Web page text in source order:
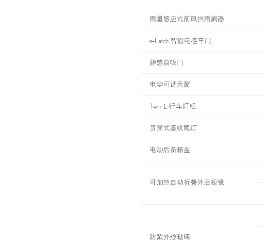
雷克萨斯生活精品
雨量感应式前风挡雨刷器
e-Latch 智能电控车门
静感自吸门
电动可调天窗
Twin-L 行车灯组
贯穿式菱纹尾灯
电动后备箱盖
可加热自动折叠外后视镜
防紫外线玻璃